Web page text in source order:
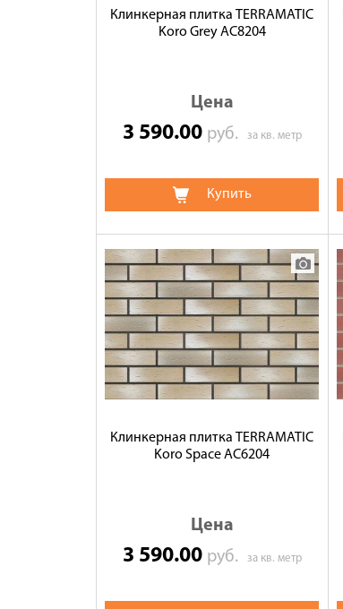
Клинкерная плитка TERRAMATIC
Koro Grey АС8204
Цена
3 590.00 руб. за кв. метр
Купить
Клинкерная плитка TERRAMATIC
Koro Space АС6204
Цена
3 590.00 руб. за кв. метр